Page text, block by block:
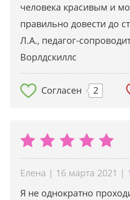
человека красивым и
правильно довести до
Л.А., педагог-
Ворлдскиллс
Согласен 2
Елена | 16 марта 2021 |
Я не однократно